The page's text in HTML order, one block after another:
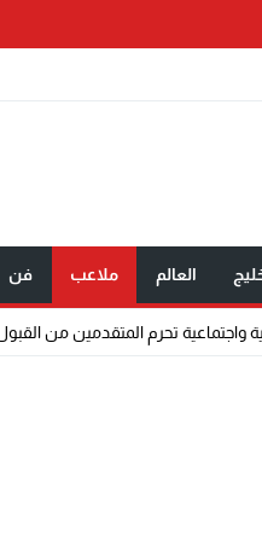
العالم ملاعب فن